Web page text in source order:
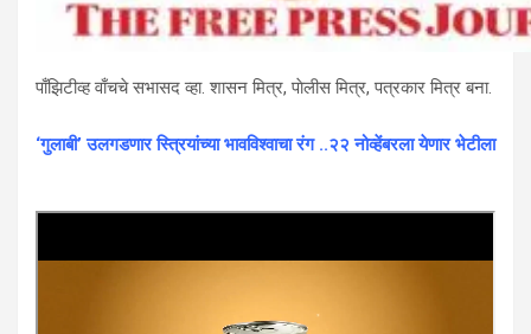
पाँझिटीव्ह वाँचचे सभासद व्हा. शासन मित्र, पाेलीस मित्र, पत्रकार मित्र बना.
‘गुलाबी’ उलगडणार स्त्रियांच्या भावविश्वाचा रंग ..२२ नोव्हेंबरला येणार भेटीला